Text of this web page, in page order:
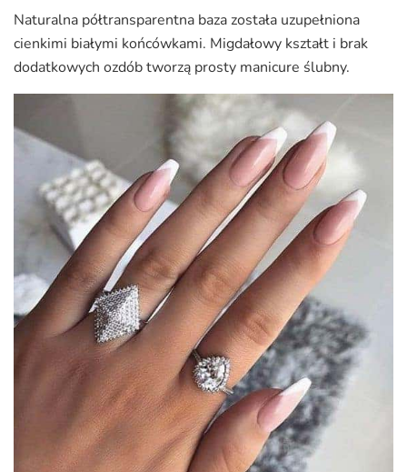
Naturalna półtransparentna baza została uzupełniona
cienkimi białymi końcówkami. Migdałowy kształt i brak
dodatkowych ozdób tworzą prosty manicure ślubny.